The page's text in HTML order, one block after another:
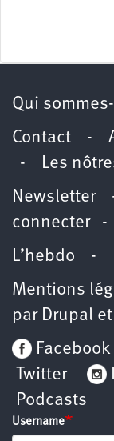
Qui
Contact -
-
Les
Newsletter
connecter-
L’hebdo -
Mentions
par Drupal et
Facebook
Twitter
Podcasts
Username